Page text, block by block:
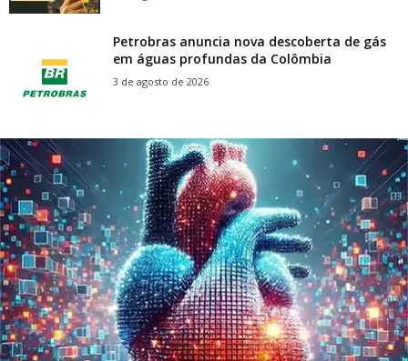
Petrobras anuncia nova descoberta de gás
em águas profundas da Colômbia
3 de agosto de 2026